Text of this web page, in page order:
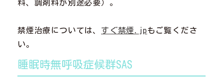
料、調剤料が別途必要）。
禁煙治療については、 すぐ禁煙.jpもご覧くださ
い。
睡眠時無呼吸症候群SAS